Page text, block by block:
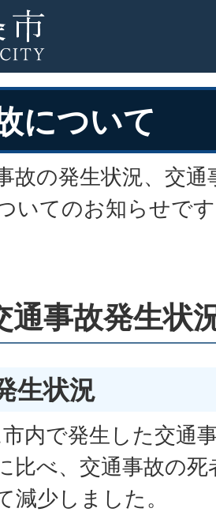
について
故の発生状況、交
いてのお知らせで
通事故発生状
生状況
内で発生した交通
比べ、交通事故の
減少しました。